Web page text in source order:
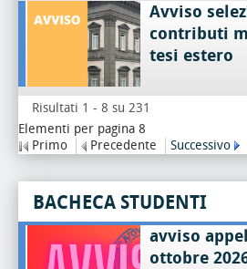
Avviso
contributi
tesi estero
Risultati 1 - 8 su 231
Elementi per pagina 8
Primo
Precedente Successivo
BACHECA STUDENTI
avviso
ottobre